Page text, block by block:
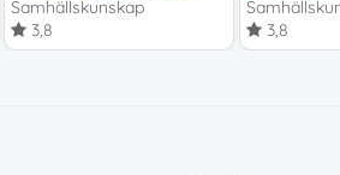
Samhällskunskap
3,8
3,8